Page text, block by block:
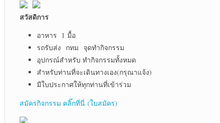
สวัสดิการ
อาหาร 1 มื้อ
รถรับส่ง กทม จุดทำกิจกรรม
อุปกรณ์สำหรับ ทำกิจกรรมทั้งหมด
สำหรับท่านที่จะเดินทางเอง(กรุณาแจ้ง)
มีใบประกาศให้ทุกท่านที่เข้าร่วม
สมัครกิจกรรม คลิ๊กที่นี่ (ใบสมัคร)